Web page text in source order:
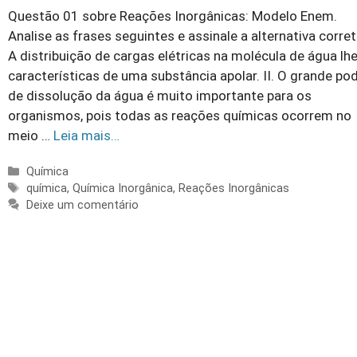
Questão 01 sobre Reações Inorgânicas: Modelo Enem.
Analise as frases seguintes e assinale a alternativa
A distribuição de cargas elétricas na molécula de água
características de uma substância apolar. II. O grande
de dissolução da água é muito importante para os
organismos, pois todas as reações químicas ocorrem no
meio … Leia mais…
Categorias
Química
Tags
química,Química Inorgânica, Reações Inorgânicas
Deixe um comentário